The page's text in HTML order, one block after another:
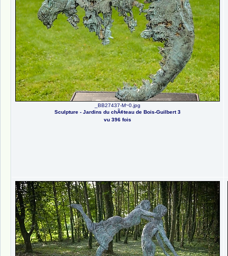
_BB27437-M~0.jpg
Sculpture - Jardins du chÃ¢teau de Bois-Guilbert 3
vu 396 fois